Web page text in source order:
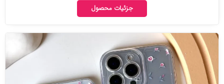
جزئیات محصول